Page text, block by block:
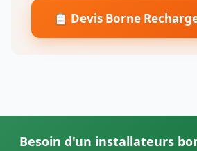
📋 Devis Borne
Besoin d'un installateurs